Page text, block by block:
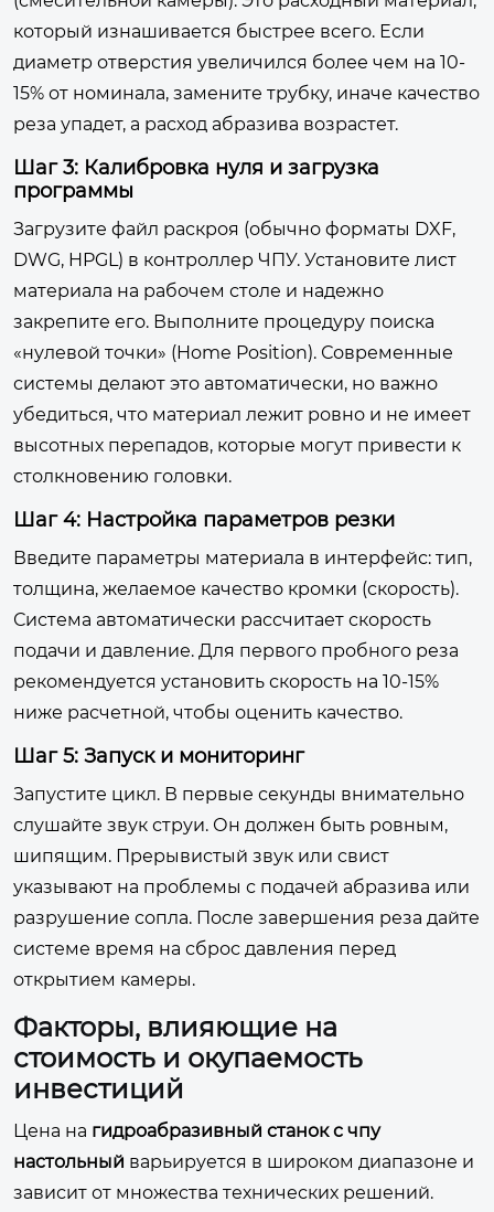
который изнашивается быстрее всего. Если
диаметр отверстия увеличился более чем на 10-
15% от номинала, замените трубку, иначе качество
реза упадет, а расход абразива возрастет.
Шаг 3: Калибровка нуля и загрузка
программы
Загрузите файл раскроя (обычно форматы DXF,
DWG, HPGL) в контроллер ЧПУ. Установите лист
материала на рабочем столе и надежно
закрепите его. Выполните процедуру поиска
«нулевой точки» (Home Position). Современные
системы делают это автоматически, но важно
убедиться, что материал лежит ровно и не имеет
высотных перепадов, которые могут привести к
столкновению головки.
Шаг 4: Настройка параметров резки
Введите параметры материала в интерфейс: тип,
толщина, желаемое качество кромки (скорость).
Система автоматически рассчитает скорость
подачи и давление. Для первого пробного реза
рекомендуется установить скорость на 10-15%
ниже расчетной, чтобы оценить качество.
Шаг 5: Запуск и мониторинг
Запустите цикл. В первые секунды внимательно
слушайте звук струи. Он должен быть ровным,
шипящим. Прерывистый звук или свист
указывают на проблемы с подачей абразива или
разрушение сопла. После завершения реза дайте
системе время на сброс давления перед
открытием камеры.
Факторы, влияющие на
стоимость и окупаемость
инвестиций
Цена на гидроабразивный станок с чпу
настольный варьируется в широком диапазоне и
зависит от множества технических решений.